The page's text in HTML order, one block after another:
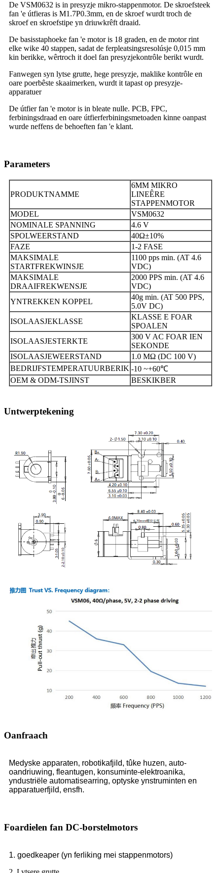
De VSM0632 is in presyzje mikro-stappenmotor. De skroefsteek
fan 'e útfieras is M1.7P0.3mm, en de skroef wurdt troch de
skroef en skroefstipe yn driuwkrêft draaid.
De basisstaphoeke fan 'e motor is 18 graden, en de motor rint
elke wike 40 stappen, sadat de ferpleatsingsresolúsje 0,015 mm
kin berikke, wêrtroch it doel fan presyzjekontrôle berikt wurdt.
Fanwegen syn lytse grutte, hege presyzje, maklike kontrôle en
oare poerbêste skaaimerken, wurdt it tapast op presyzje-
apparatuer
De útfier fan 'e motor is in bleate nulle. PCB, FPC,
ferbiningsdraad en oare útfierferbiningsmetoaden kinne oanpast
wurde neffens de behoeften fan 'e klant.
Parameters
PRODUKTNAMME
6MM MIKRO
LINEÊRE
STAPPENMOTOR
MODEL
VSM0632
NOMINALE SPANNING
4.6 V
SPOLWEERSTAND
40Ω±10%
FAZE
1-2 FASE
MAKSIMALE
STARTFREKWINSJE
1100 pps min. (AT 4.6
VDC)
MAKSIMALE
DRAAIFREKWENSJE
2000 PPS min. (AT 4.6
VDC)
YNTREKKEN KOPPEL
40g min. (AT 500 PPS,
5.0V DC)
ISOLAASJEKLASSE
KLASSE E FOAR
SPOALEN
ISOLAASJESTERKTE
300 V AC FOAR IEN
SEKONDE
ISOLAASJEWEERSTAND
1.0 MΩ (DC 100 V)
BEDRIJFSTEMPERATUURBERIK -10 ~+60℃
OEM & ODM-TSJINST
BESKIKBER
Untwerptekening
Oanfraach
Medyske apparaten, robotikafjild, tûke huzen, auto-
oandriuwing, fleantugen, konsuminte-elektroanika,
yndustriële automatisearring, optyske ynstruminten en
apparatuerfjild, ensfh.
Foardielen fan DC-borstelmotors
1. goedkeaper (yn ferliking mei stappenmotors)